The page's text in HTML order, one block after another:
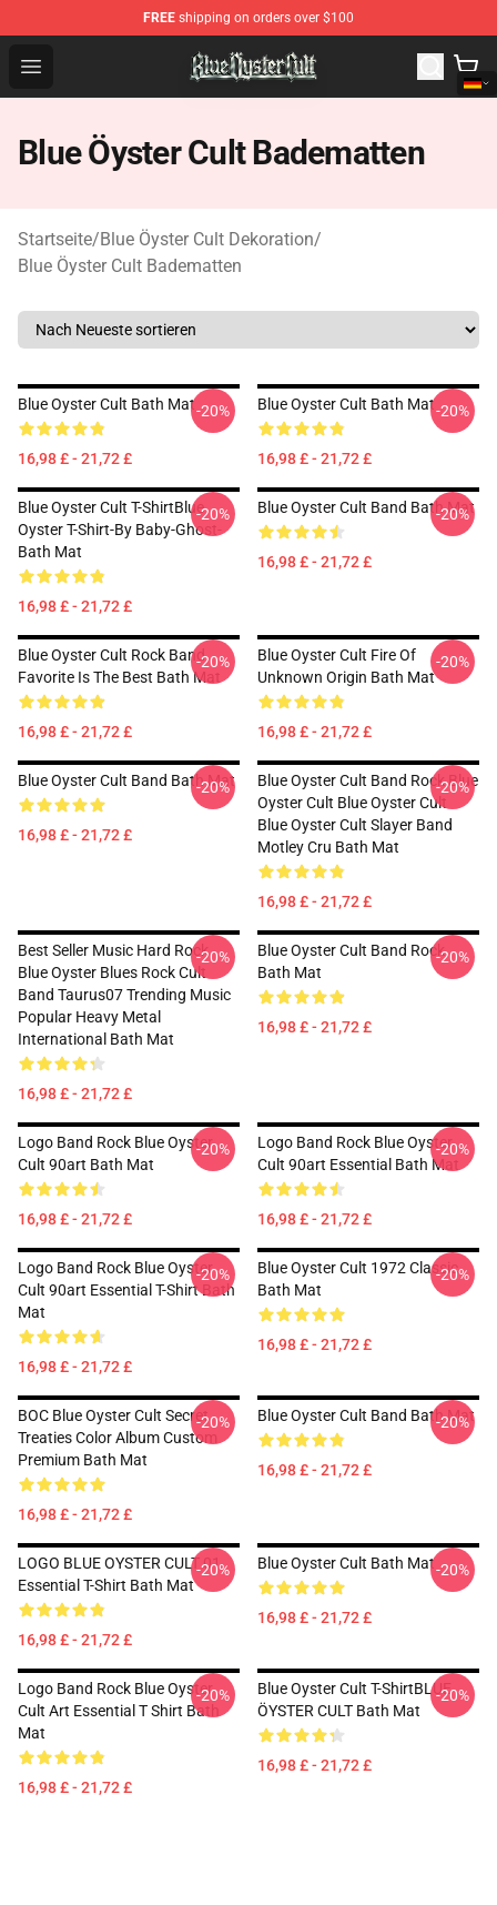
FREE shipping on orders over $100
Open menu
Blue Öyster Cult Store - Official Blue Öyster Cult
Blue Öyster Cult Badematten
Startseite/Blue Öyster Cult Dekoration/
Blue Öyster Cult Badematten
Blue Oyster Cult Bath Mat
16,98 £ - 21,72 £
-20% Blue Oyster Cult Bath Mat
16,98 £ - 21,72 £
-20%
Blue Oyster Cult T-ShirtBlue
Oyster T-Shirt-By Baby-Ghost-
Bath Mat
16,98 £ - 21,72 £
-20% Blue Oyster Cult Band Bath Mat
16,98 £ - 21,72 £
-20%
Blue Oyster Cult Rock Band
Favorite Is The Best Bath Mat
16,98 £ - 21,72 £
-20%
Blue Oyster Cult Fire Of
Unknown Origin Bath Mat
16,98 £ - 21,72 £
-20%
Blue Oyster Cult Band Bath Mat
16,98 £ - 21,72 £
-20%
Blue Oyster Cult Band Rock Blue
Oyster Cult Blue Oyster Cult
Blue Oyster Cult Slayer Band
Motley Cru Bath Mat
16,98 £ - 21,72 £
-20%
Best Seller Music Hard Rock
Blue Oyster Blues Rock Cult
Band Taurus07 Trending Music
Popular Heavy Metal
International Bath Mat
16,98 £ - 21,72 £
-20%
Blue Oyster Cult Band Rock
Bath Mat
16,98 £ - 21,72 £
-20%
Logo Band Rock Blue Oyster
Cult 90art Bath Mat
16,98 £ - 21,72 £
-20%
Logo Band Rock Blue Oyster
Cult 90art Essential Bath Mat
16,98 £ - 21,72 £
-20%
Logo Band Rock Blue Oyster
Cult 90art Essential T-Shirt Bath
Mat
16,98 £ - 21,72 £
-20%
Blue Oyster Cult 1972 Classic
Bath Mat
16,98 £ - 21,72 £
-20%
BOC Blue Oyster Cult Secret
Treaties Color Album Custom
Premium Bath Mat
16,98 £ - 21,72 £
-20% Blue Oyster Cult Band Bath Mat
16,98 £ - 21,72 £
-20%
LOGO BLUE OYSTER CULT 01
Essential T-Shirt Bath Mat
16,98 £ - 21,72 £
-20% Blue Oyster Cult Bath Mat
16,98 £ - 21,72 £
-20%
Logo Band Rock Blue Oyster
Cult Art Essential T Shirt Bath
Mat
16,98 £ - 21,72 £
-20%
Blue Oyster Cult T-ShirtBLUE
ÖYSTER CULT Bath Mat
16,98 £ - 21,72 £
-20%